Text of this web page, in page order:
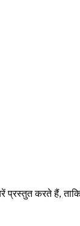
प्रस्तुत करते हैं,